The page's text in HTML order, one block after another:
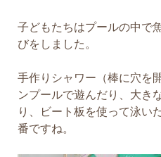
子どもたちはプールの中で
びをしました。
手作りシャワー（棒に穴を
ンプールで遊んだり、大き
り、ビート板を使って泳い
番ですね。